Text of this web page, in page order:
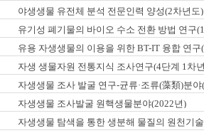
야생생물 유전체 분석 전문인력 양성(2차년도)
유기성 폐기물의 바이오 수소 전환 방법 연구
유용 자생생물의 이용을 위한 BT-IT 융합 연구
자생 생물자원 전통지식 조사연구(4단계 1차
자생생물 조사 발굴 연구-균류·조류(藻類)분
자생생물 조사발굴 원핵생물분야(2022년)
자생생물 탐색을 통한 생분해 물질의 원천기